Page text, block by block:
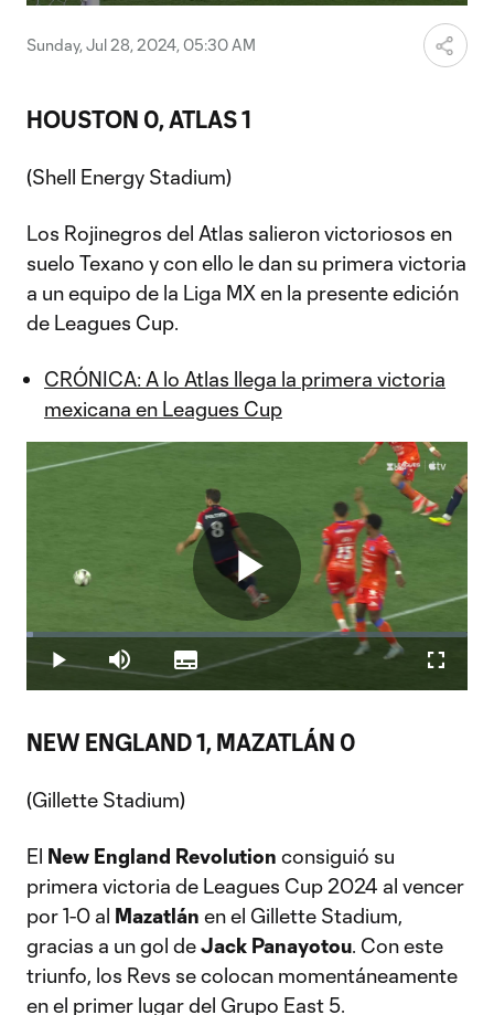
Video
Sunday, Jul 28, 2024, 05:30 AM
HOUSTON 0, ATLAS 1
(Shell Energy Stadium)
Los Rojinegros del Atlas salieron victoriosos en
suelo Texano y con ello le dan su primera victoria
a un equipo de la Liga MX en la presente edición
de Leagues Cup.
CRÓNICA: A lo Atlas llega la primera victoria
mexicana en Leagues Cup
Play
Video
Play Mute
Loaded:
1.43%
Subtitles
NEW ENGLAND 1, MAZATLÁN 0
(Gillette Stadium)
El New England Revolution consiguió su
primera victoria de Leagues Cup 2024 al vencer
por 1-0 al Mazatlán en el Gillette Stadium,
gracias a un gol deJack Panayotou. Con este
triunfo, los Revs se colocan momentáneamente
en el primer lugar del Grupo East 5.